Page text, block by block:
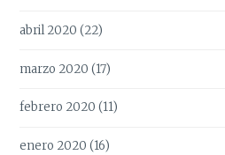
abril 2020 (22)
marzo 2020 (17)
febrero 2020 (11)
enero 2020 (16)